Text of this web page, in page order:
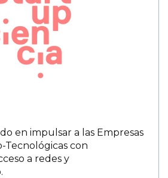
en impulsar a las Empresas
Tecnológicas con
a redes y